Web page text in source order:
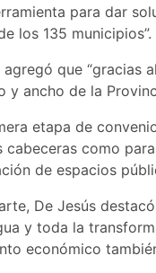
para dar
los 135 municipios”.
agregó que “gracias
y ancho de la
etapa de
cabeceras como
de espacios
De Jesús
y toda la
económico